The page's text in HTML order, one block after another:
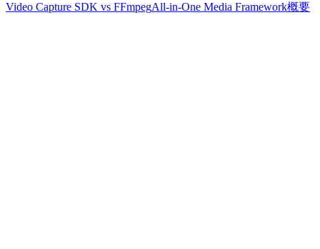
Video Capture SDK vs FFmpegAll-in-One Media Framework概要